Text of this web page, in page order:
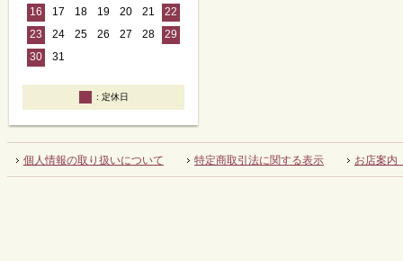
16
17 18 19 20 21
22
23
24 25 26 27 28
29
30
31
定休日
個人情報の取り扱いについて 特定商取引法に関する表示 お店案内